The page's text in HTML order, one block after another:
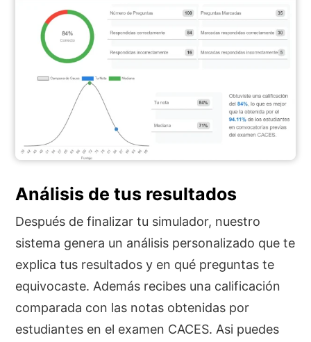
Análisis de tus resultados
Después de finalizar tu simulador, nuestro
sistema genera un análisis personalizado que te
explica tus resultados y en qué preguntas te
equivocaste. Además recibes una calificación
comparada con las notas obtenidas por
estudiantes en el examen CACES. Asi puedes